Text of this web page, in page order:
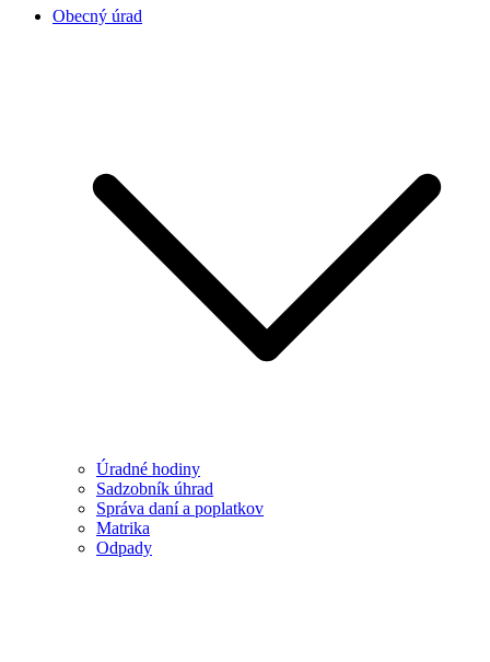
Obecný úrad
Úradné hodiny
Sadzobník úhrad
Správa daní a poplatkov
Matrika
Odpady